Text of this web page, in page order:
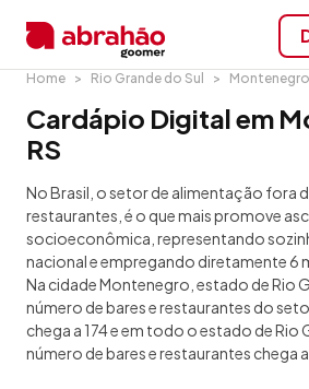
Home Rio Grande do Sul Montenegro
Cardápio Digital em
RS
No Brasil, o setor de alimentação fora
restaurantes, é o que mais promove
socioeconômica, representando
nacional e empregando diretamente 6
Na cidade Montenegro, estado de Rio
número de bares e restaurantes do
chega a 174 e em todo o estado de Rio
número de bares e restaurantes chega